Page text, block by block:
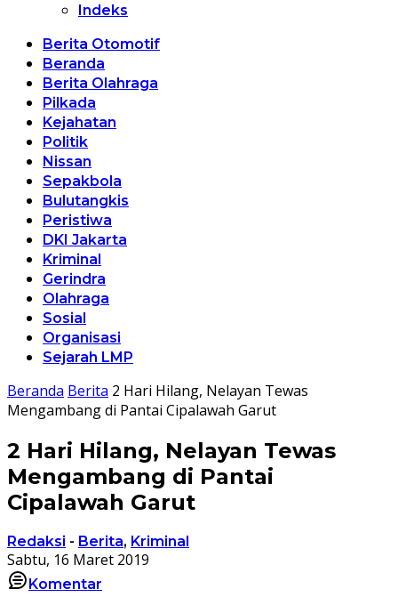
Indeks
Berita Otomotif
Beranda
Berita Olahraga
Pilkada
Kejahatan
Politik
Nissan
Sepakbola
Bulutangkis
Peristiwa
DKI Jakarta
Kriminal
Gerindra
Olahraga
Sosial
Organisasi
Sejarah LMP
Beranda Berita 2 Hari Hilang, Nelayan Tewas
Mengambang di Pantai Cipalawah Garut
2 Hari Hilang, Nelayan Tewas
Mengambang di Pantai
Cipalawah Garut
Redaksi - Berita, Kriminal
Sabtu, 16 Maret 2019
Komentar